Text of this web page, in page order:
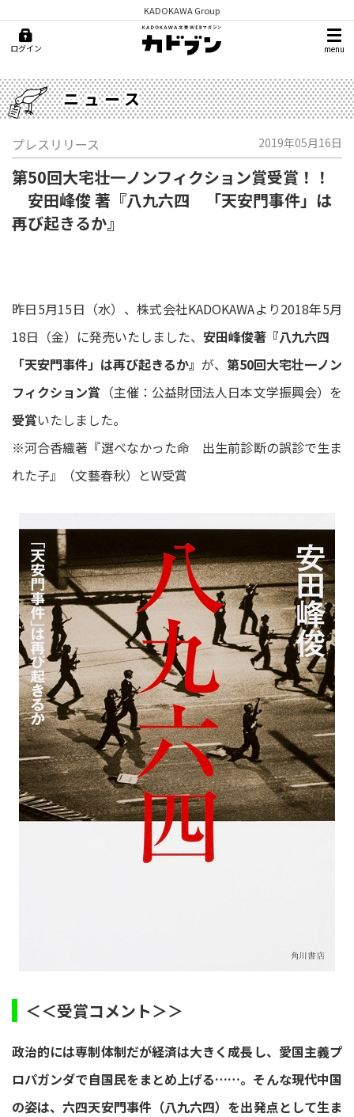
KADOKAWA Group
ログイン menu
ニュース
プレスリリース 2019年05月16日
第50回大宅壮一ノンフィクション賞受賞！！
安田峰俊 著『八九六四 「天安門事件」は
再び起きるか』
昨日5月15日（水）、株式会社KADOKAWAより2018年5月
18日（金）に発売いたしました、 安田峰俊著『八九六四
「天安門事件」は再び起きるか』 が、 第50回大宅壮一ノン
フィクション賞 （主催：公益財団法人日本文学振興会）を
受賞いたしました。
※河合香織著『選べなかった命 出生前診断の誤診で生ま
れた子』（文藝春秋）とW受賞
＜＜受賞コメント＞＞
政治的には専制体制だが経済は大きく成長し、愛国主義プ
ロパガンダで自国民をまとめ上げる……。そんな現代中国
の姿は、六四天安門事件（八九六四）を出発点として生ま